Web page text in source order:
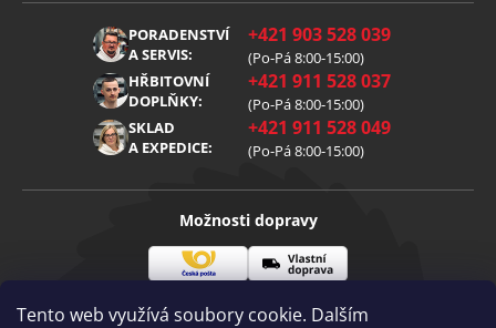
Tento web využívá soubory cookie. Dalším
Obchodní podmínky
Reklamace
Zpracování osobních údajů
PORADENSTVÍ
A SERVIS:
+421 903 528 039
(Po-Pá 8:00-15:00)
HŘBITOVNÍ
DOPLŇKY:
+421 911 528 037
(Po-Pá 8:00-15:00)
SKLAD
A EXPEDICE:
+421 911 528 049
(Po-Pá 8:00-15:00)
Možnosti dopravy
pošta
doprava